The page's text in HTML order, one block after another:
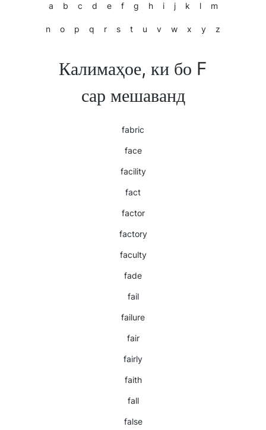
a b c d e f g h i j k l m
n o p q r s t u v w x y z
Калимаҳое, ки бо F
сар мешаванд
fabric
face
facility
fact
factor
factory
faculty
fade
fail
failure
fair
fairly
faith
fall
false